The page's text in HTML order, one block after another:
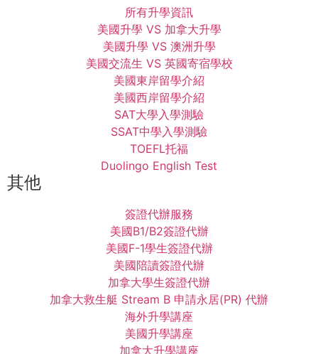
所有升學資訊
美國升學 VS 加拿大升學
美國升學 VS 澳洲升學
美國交流生 VS 英國寄宿學校
美國東岸留學介紹
美國西岸留學介紹
SAT大學入學測驗
SSAT中學入學測驗
TOEFL托福
Duolingo English Test
其他
簽證代辦服務
美國B1/B2簽證代辦
美國F-1學生簽證代辦
美國陪讀簽證代辦
加拿大學生簽證代辦
加拿大救生艇 Stream B 申請永居(PR) 代辦
海外升學講座
美國升學講座
加拿大升學講座